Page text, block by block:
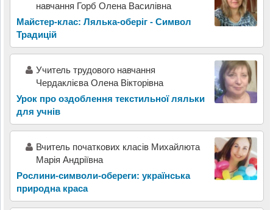
навчання Горб Олена Василівна
Майстер-клас: Лялька-оберіг - Символ
Традицій
Учитель трудового навчання
Чердаклієва Олена Вікторівна
Урок про оздоблення текстильної ляльки
для учнів
Вчитель початкових класів Михайлюта
Марія Андріївна
Рослини-символи-обереги: українська
природна краса